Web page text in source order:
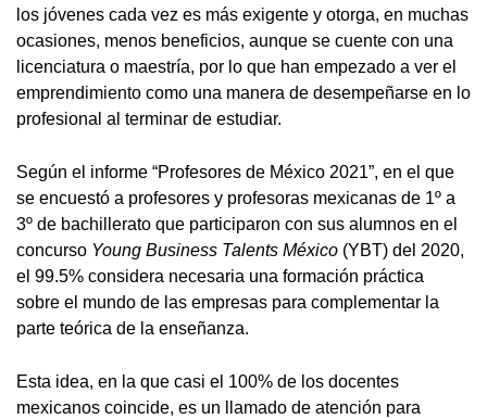
los jóvenes cada vez es más exigente y otorga, en muchas
ocasiones, menos beneficios, aunque se cuente con una
licenciatura o maestría, por lo que han empezado a ver el
emprendimiento como una manera de desempeñarse en lo
profesional al terminar de estudiar.
Según el informe “Profesores de México 2021”, en el que
se encuestó a profesores y profesoras mexicanas de 1º a
3º de bachillerato que participaron con sus alumnos en el
concurso Young Business Talents México (YBT) del 2020,
el 99.5% considera necesaria una formación práctica
sobre el mundo de las empresas para complementar la
parte teórica de la enseñanza.
Esta idea, en la que casi el 100% de los docentes
mexicanos coincide, es un llamado de atención para